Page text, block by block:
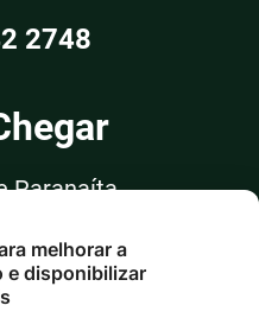
2748
Paranaíta
351, Sala 03
MT
melhorar a
e disponibilizar